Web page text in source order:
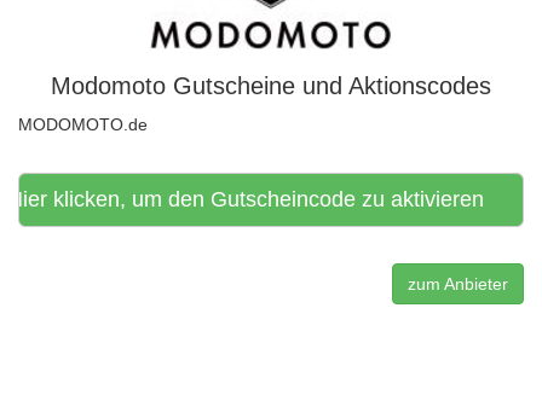
Modomoto Gutscheine und Aktionscodes
MODOMOTO.de
klicken, um den Gutscheincode zu aktivieren
zum Anbieter